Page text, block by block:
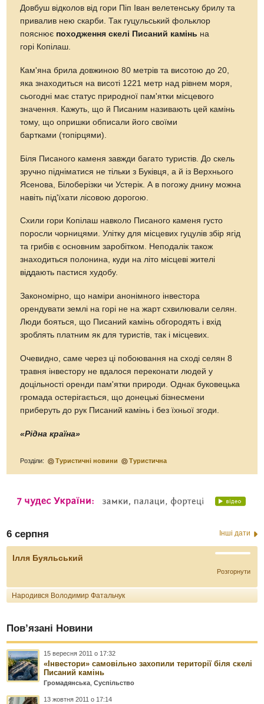
Довбуш відколов від гори Піп Іван велетенську брилу та
привалив нею скарби. Так гуцульський фольклор
пояснює походження скелі Писаний камінь на
горі Копілаш.
Кам'яна брила довжиною 80 метрів та висотою до 20,
яка знаходиться на висоті 1221 метр над рівнем моря,
сьогодні має статус природної пам'ятки місцевого
значення. Кажуть, що й Писаним називають цей камінь
тому, що опришки обписали його своїми
бартками (топірцями).
Біля Писаного каменя завжди багато туристів. До скель
зручно підніматися не тільки з Буківця, а й із Верхнього
Ясенова, Білоберізки чи Устерік. А в погожу днину можна
навіть під'їхати лісовою дорогою.
Схили гори Копілаш навколо Писаного каменя густо
поросли чорницями. Улітку для місцевих гуцулів збір ягід
та грибів є основним заробітком. Неподалік також
знаходиться полонина, куди на літо місцеві жителі
віддають пастися худобу.
Закономірно, що наміри анонімного інвестора
орендувати землі на горі не на жарт схвилювали селян.
Люди бояться, що Писаний камінь обгородять і вхід
зроблять платним як для туристів, так і місцевих.
Очевидно, саме через ці побоювання на сході селян 8
травня інвестору не вдалося переконати людей у
доцільності оренди пам'ятки природи. Однак буковецька
громада остерігається, що донецькі бізнесмени
приберуть до рук Писаний камінь і без їхньої згоди.
«Рідна країна»
Розділи: Туристичні новини Туристична
6 серпня Інші дати
Ілля Буяльський
Розгорнути
Народився Володимир Фатальчук
Пов’язані Новини
15 вересня 2011 о 17:32
«Інвестори» самовільно захопили території біля скелі
Писаний камінь
Громадянська ,Суспільство
13 жовтня 2011 о 17:14